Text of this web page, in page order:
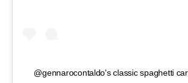
@gennarocontaldo's classic spaghetti